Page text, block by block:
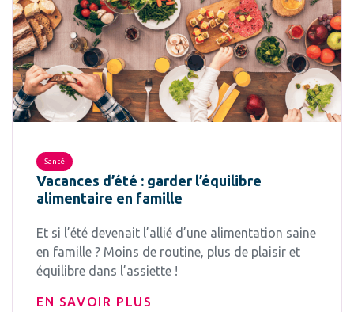
Santé
Vacances d’été : garder l’équilibre
alimentaire en famille
Et si l’été devenait l’allié d’une alimentation saine
en famille ? Moins de routine, plus de plaisir et
équilibre dans l’assiette !
EN SAVOIR PLUS